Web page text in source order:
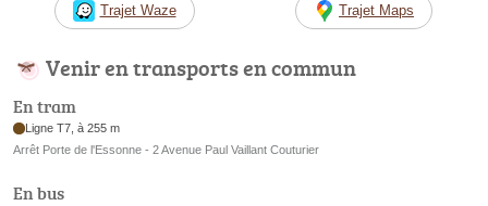
Trajet Waze Trajet Maps
Venir en transports en commun
En tram
Ligne T7, à 255 m
Arrêt Porte de l'Essonne - 2 Avenue Paul Vaillant Couturier
En bus